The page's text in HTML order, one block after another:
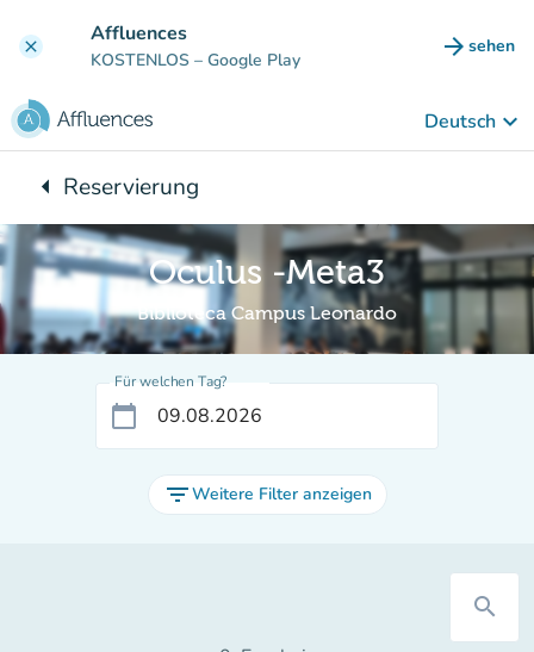
clear Affluences
KOSTENLOS – Google Play arrow_forward sehen
(new
Deutsch keyboard_arrow_down
arrow_leftZurück zu:
Reservierung
Oculus -Meta3
Biblioteca Campus Leonardo
Für welchen Tag?
calendar_today
filter_listWeitere Filter anzeigen
search